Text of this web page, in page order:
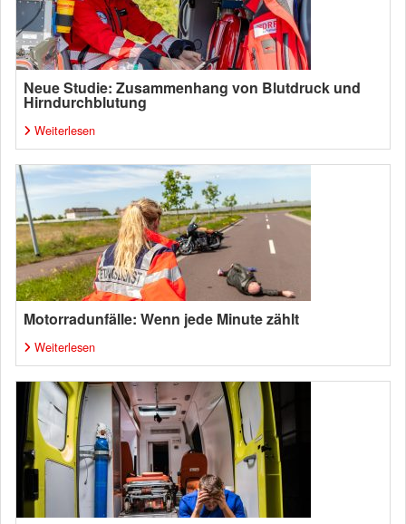
Neue Studie: Zusammenhang von Blutdruck und
Hirndurchblutung
Weiterlesen
Motorradunfälle: Wenn jede Minute zählt
Weiterlesen